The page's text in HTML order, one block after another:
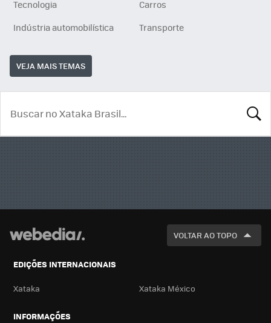
Tecnologia
Carros
Indústria automobilística
Transporte
VEJA MAIS TEMAS
VOLTAR AO TOPO
EDIÇÕES INTERNACIONAIS
Xataka Xataka México
INFORMAÇÕES